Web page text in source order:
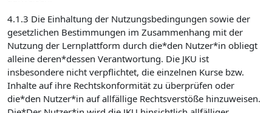
4.1.3 Die Einhaltung der Nutzungsbedingungen sowie der
gesetzlichen Bestimmungen im Zusammenhang mit der
Nutzung der Lernplattform durch die*den Nutzer*in obliegt
alleine deren*dessen Verantwortung. Die JKU ist
insbesondere nicht verpflichtet, die einzelnen Kurse bzw.
Inhalte auf ihre Rechtskonformität zu überprüfen oder
die*den Nutzer*in auf allfällige Rechtsverstöße hinzuweisen.